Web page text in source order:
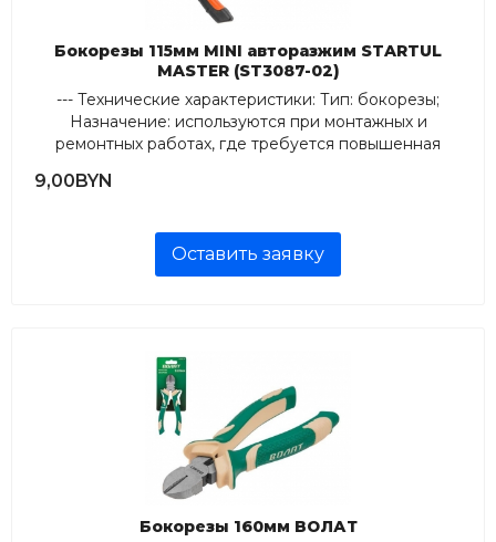
Бокорезы 115мм MINI авторазжим STARTUL
MASTER (ST3087-02)
--- Технические характеристики: Тип: бокорезы;
Назначение: используются при монтажных и
ремонтных работах, где требуется повышенная
9,00BYN
Оставить заявку
Бокорезы 160мм ВОЛАТ